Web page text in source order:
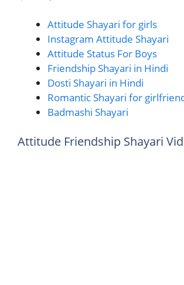
Attitude Shayari for girls
Instagram Attitude Shayari
Attitude Status For Boys
Friendship Shayari in Hindi
Dosti Shayari in Hindi
Romantic Shayari for
Badmashi Shayari
Attitude Friendship Shayari